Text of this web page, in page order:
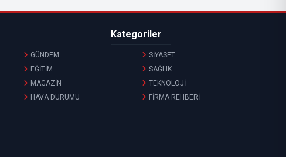
Kategoriler
GÜNDEM
SİYASET
EĞİTİM
SAĞLIK
MAGAZİN
TEKNOLOJİ
HAVA DURUMU
FİRMA REHBERİ